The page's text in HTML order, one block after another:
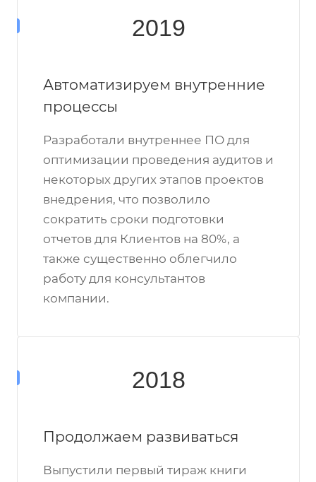
2019
Автоматизируем внутренние
процессы
Разработали внутреннее ПО для
оптимизации проведения аудитов и
некоторых других этапов проектов
внедрения, что позволило
сократить сроки подготовки
отчетов для Клиентов на 80%, а
также существенно облегчило
работу для консультантов
компании.
2018
Продолжаем развиваться
Выпустили первый тираж книги